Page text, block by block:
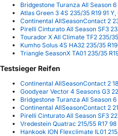
Bridgestone Turanza All Season
Atlas Green 3 4S 235/35 R19 91
Continental AllSeasonContact 2
Pirelli Cinturato All Season SF3
Tourador X All Climate TF2 235/
Kumho Solus 4S HA32 235/35
Triangle SeasonX TA01 235/35
Testsieger Reifen
Continental AllSeasonContact 2
Goodyear Vector 4 Seasons G3
Bridgestone Turanza All Season
Continental AllSeasonContact 2
Pirelli Cinturato All Season SF3
Vredestein Quatrac 215/55 R17
Hankook ION Flexclimate IL01